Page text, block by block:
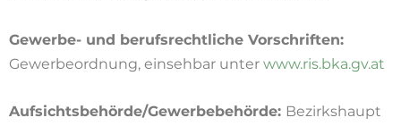
Gewerbe- und berufsrechtliche Vorschriften:
Gewerbeordnung, einsehbar unter www.ris.bka.gv.at
Aufsichtsbehörde/Gewerbebehörde: Bezirkshaupt